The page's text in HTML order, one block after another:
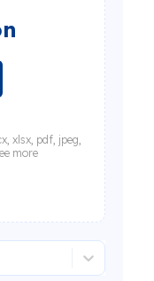
xlsx, pdf, jpeg,
more